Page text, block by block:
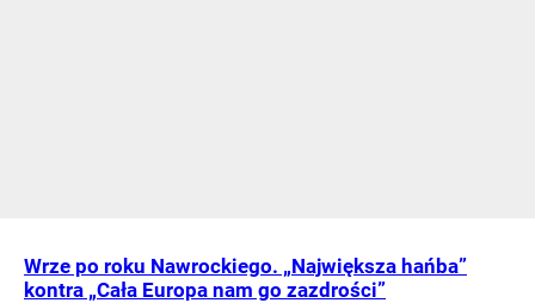
Wrze po roku Nawrockiego. „Największa hańba”
kontra „Cała Europa nam go zazdrości”